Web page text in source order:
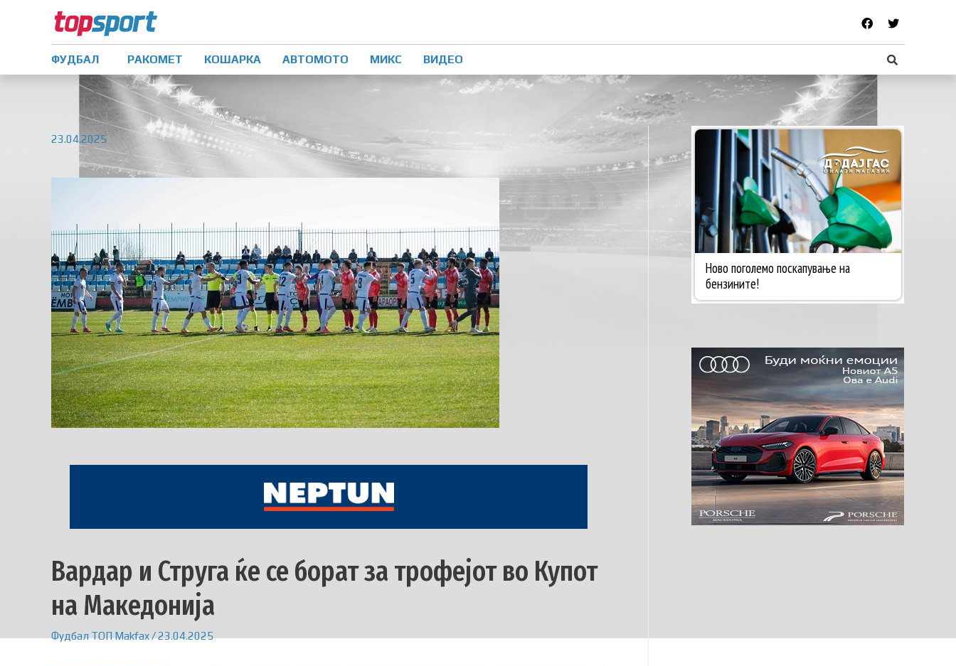
ФУДБАЛ РАКОМЕТ КОШАРКА АВТОМОТО МИКС ВИДЕО
23.04.2025
Вардар и Струга ќе се борат за трофејот во Купот
на Македонија
ФудбалТОПMakfax/23.04.2025